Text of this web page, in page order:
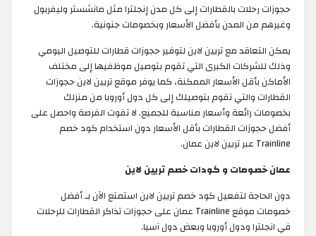
حجوزات رحلات بالقطارات إلى كل مدن إنجلترا مثل مانشستر وليفربول
وغيرهم من المدن بأفضل الأسعار وبخصومات جنونية.
يمكن التعاقد مع تريين لاين لتوفير حجوزات قطارات للتوصيل اليومي
وذلك للشركات الكبرى التي تقوم بتوصيل موظفيها إلى مختلف
الأماكن بأقل الأسعار الممكنة، كما يوفر موقع تريين لاين حجوزات
القطارات والتي تقوم بتوصيلك إلى كل دول أوروبا من منزلك
بخصومات رائعة وأسعار مناسبة للجميع. لا تفوت الفرصة واحصل على
أفضل حجوزات القطارات بأقل الأسعار دون استخدام كود خصم
Trainline عبر تريين لاين عمان.
عمان خصومات و كودات خصم تريين لاين
دون الحاجة لتفعيل كود خصم تريين لاين استمتع الآن بـ أفضل
خصومات موقع Trainline عمان على حجوزات تذاكر القطارات للرحلات
في انجلترا ودول أوروبا وبعض دول آسيا.